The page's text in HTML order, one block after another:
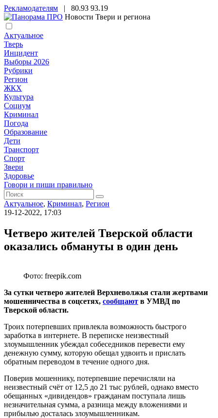
Рекламодателям | 80.93 93.19
Новости Твери и региона
Актуальное
Тверь
Инцидент
Выборы 2026
Рубрики
Регион
ЖКХ
Культура
Социум
Криминал
Погода
Образование
Дети
Транспорт
Спорт
Звери
Здоровье
Говори и пиши правильно
Актуальное, Криминал, Регион
19-12-2022, 17:03
Четверо жителей Тверской области
оказались обмануты в один день
Фото: freepik.com
За сутки четверо жителей Верхневолжья стали жертвами
мошенничества в соцсетях, сообщают в УМВД по
Тверской области.
Троих потерпевших привлекла возможность быстрого
заработка в интернете. В переписке неизвестный
злоумышленник убеждал собеседников перевести ему
денежную сумму, которую обещал удвоить и прислать
обратным переводом в течение одного дня.
Поверив мошеннику, потерпевшие перечисляли на
неизвестный счёт от 12,5 до 21 тыс рублей, однако вместо
обещанных «дивидендов» гражданам поступала лишь
незначительная сумма, а разница между вложениями и
прибылью досталась злоумышленникам.